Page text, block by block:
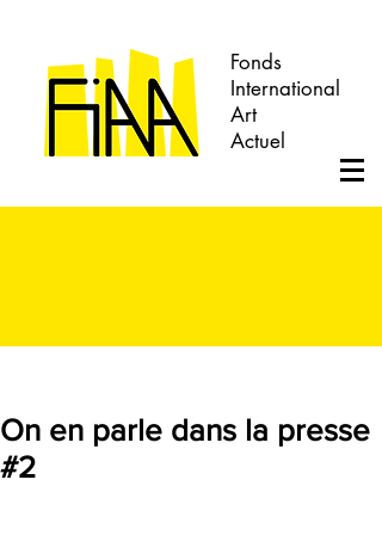
Fonds
International
Art
Actuel
On en parle dans la presse
#2